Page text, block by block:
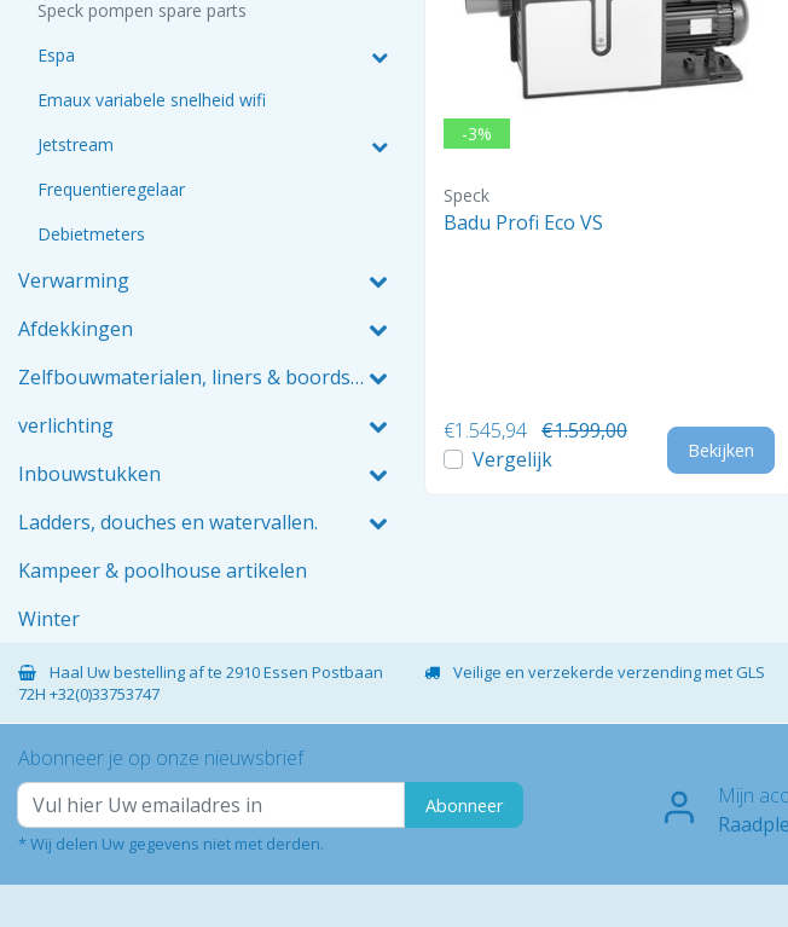
Speck pompen spare parts
Espa
Emaux variabele snelheid wifi
Jetstream
Frequentieregelaar
Debietmeters
Verwarming
Afdekkingen
Zelfbouwmaterialen, liners & boordstenen
verlichting
Inbouwstukken
Ladders, douches en watervallen.
Kampeer & poolhouse artikelen
Winter
-3%
Speck
Badu Profi Eco VS
€1.545,94 €1.599,00
Vergelijk
Bekijken
Haal Uw bestelling af te 2910 Essen Postbaan
72H +32(0)33753747
Veilige en verzekerde verzending met GLS
Abonneer je op onze nieuwsbrief
Abonneer
* Wij delen Uw gegevens niet met derden.
Mijn